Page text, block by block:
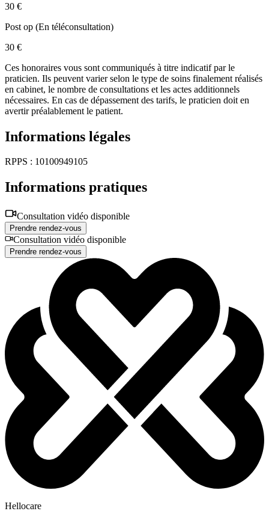
30 €
Post op (En téléconsultation)
30 €
Ces honoraires vous sont communiqués à titre indicatif par le
praticien. Ils peuvent varier selon le type de soins finalement réalisés
en cabinet, le nombre de consultations et les actes additionnels
nécessaires. En cas de dépassement des tarifs, le praticien doit en
avertir préalablement le patient.
Informations légales
RPPS : 10100949105
Informations pratiques
Consultation vidéo disponible
Prendre rendez-vous
Consultation vidéo disponible
Prendre rendez-vous
Hellocare